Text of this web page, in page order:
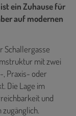
ein Zuhause für
auf modernen
Schallergasse
mit zwei
, Praxis- oder
Die Lage im
und
zugänglich.